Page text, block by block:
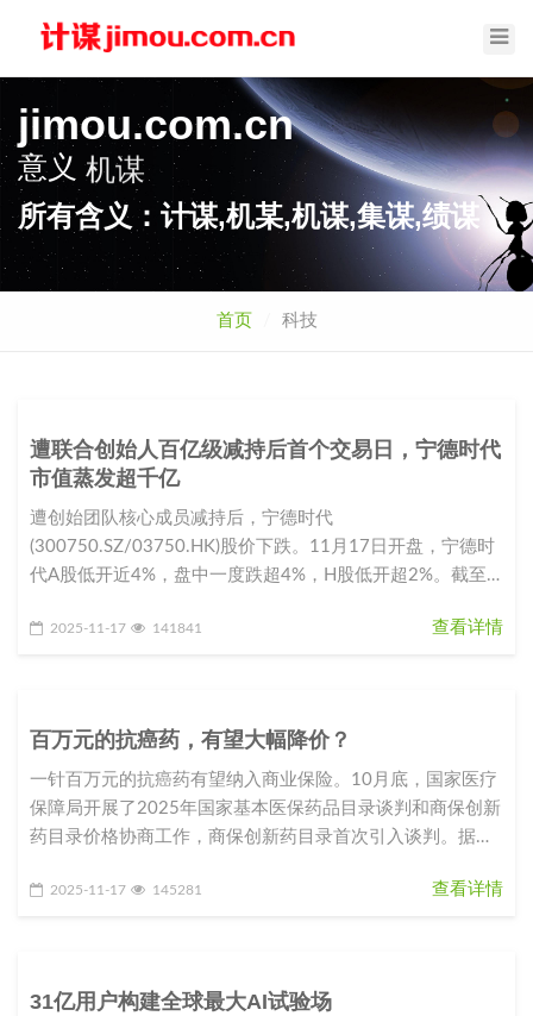
jimou.com.cn
意义机谋
所有含义：计谋,机某,机谋,集谋,绩谋
首页 科技
遭联合创始人百亿级减持后首个交易日，宁德时代
市值蒸发超千亿
遭创始团队核心成员减持后，宁德时代
(300750.SZ/03750.HK)股价下跌。11月17日开盘，宁德时
代A股低开近4%，盘中一度跌超4%，H股低开超2%。截至
2025-11-17 141841 查看详情
百万元的抗癌药，有望大幅降价？
一针百万元的抗癌药有望纳入商业保险。10月底，国家医疗
保障局开展了2025年国家基本医保药品目录谈判和商保创新
药目录价格协商工作，商保创新药目录首次引入谈判。据现
2025-11-17 145281 查看详情
31亿用户构建全球最大AI试验场